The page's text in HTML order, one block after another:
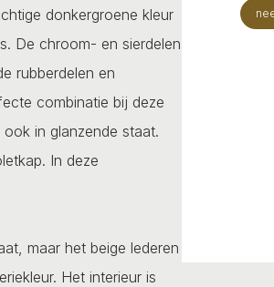
donkergroene kleur
De chroom- en sierdelen
rubberdelen en
combinatie bij deze
in glanzende staat.
In deze
maar het beige lederen
Het interieur is